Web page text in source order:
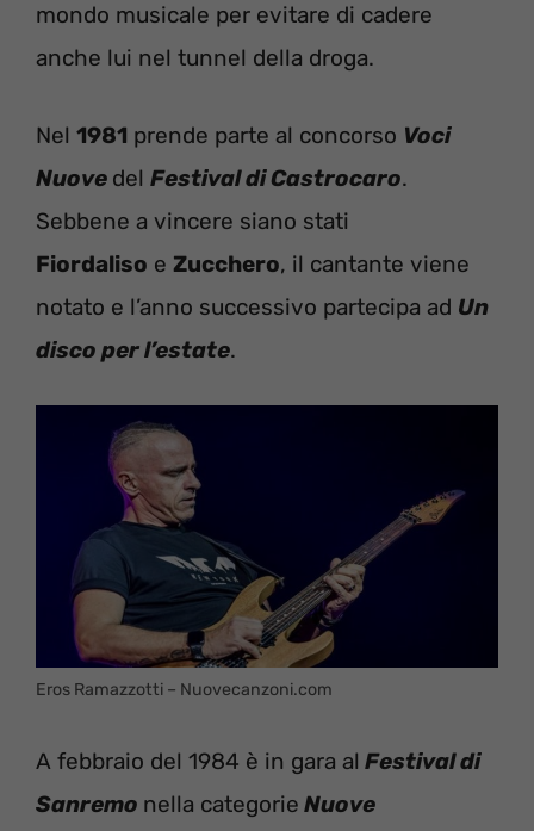
mondo musicale per evitare di cadere
anche lui nel tunnel della droga.
Nel 1981 prende parte al concorso Voci
Nuove del Festival di Castrocaro.
Sebbene a vincere siano stati
Fiordaliso e Zucchero, il cantante viene
notato e l’anno successivo partecipa ad Un
disco per l’estate.
Eros Ramazzotti – Nuovecanzoni.com
A febbraio del 1984 è in gara al Festival di
Sanremo nella categorie Nuove